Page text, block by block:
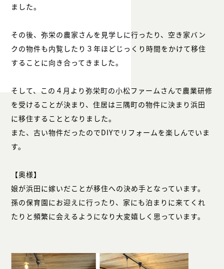
ました。
その後、弥栄の農家さんを見学しに行ったり、空き家バン
クの物件も内覧したり３年ほどじっくり時間をかけて移住
することに向き合ってきました。
そして、この４月より弥栄町の小松ファームさんで農業研修
を受けることが決まり、住居は三隅町の物件に決まり浜田
に移住することとなりました。
また、古い物件だったのでDIYでリフォームを楽しんでいま
す。
【奥様】
娘が浜田に嫁いだことが移住への決め手となっています。
孫の保育園にお迎えに行ったり、家にも泊まりに来てくれ
たりと頻繁に会えるようになり大変嬉しく思っています。